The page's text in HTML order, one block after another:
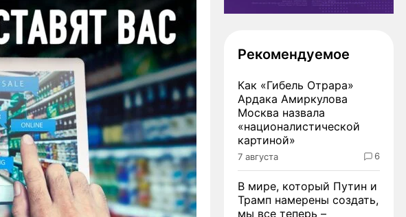
Рекомендуемое
Как «Гибель Отрара»
Ардака Амиркулова
Москва назвала
«националистической
картиной»
7 августа 6
В мире, который Путин и
Трамп намерены создать,
мы все теперь –